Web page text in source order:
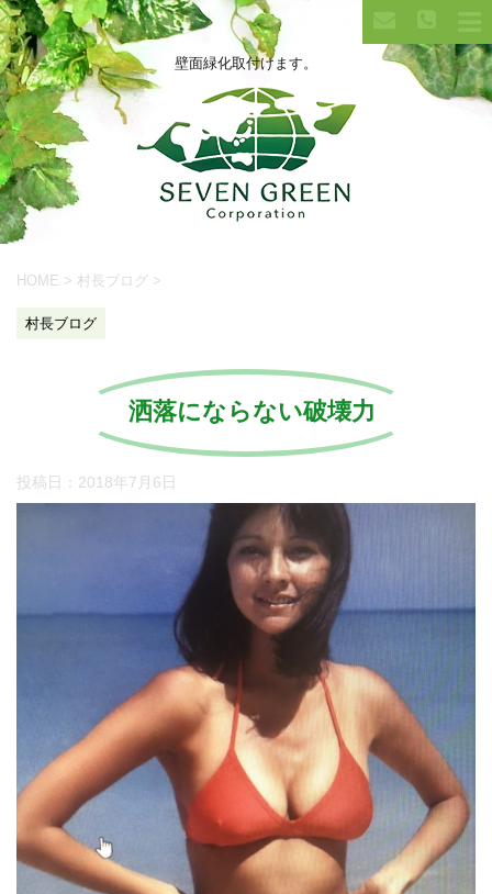
壁面緑化取付けます。
HOME > 村長ブログ >
村長ブログ
洒落にならない破壊力
投稿日： 2018年7月6日